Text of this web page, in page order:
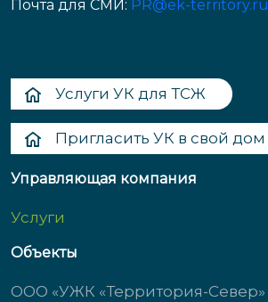
Почта для СМИ: PR@ek-territory.ru
Услуги УК для ТСЖ
Пригласить УК в свой дом
Управляющая компания
Услуги
Объекты
ООО «УЖК «Территория-Север»